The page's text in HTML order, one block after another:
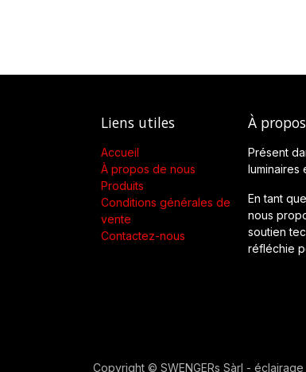
Liens utiles
Accueil
À propos de nous
Produits
Conditions générales de
vente
Contactez-nous
À
Présent
luminaires
En tant
nous
soutien
réfléchie
Copyright © SWENGERs Sàrl -